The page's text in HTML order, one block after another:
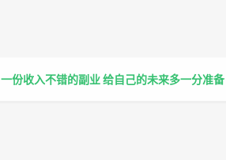
一份收入不错的副业 给自己的未来多一分准备